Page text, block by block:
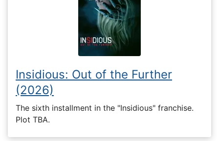
Insidious: Out of the Further
(2026)
The sixth installment in the "Insidious" franchise.
Plot TBA.